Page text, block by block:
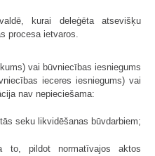
kurai deleģēta atsevišķu
procesa ietvaros.
vai būvniecības iesniegums
ieceres iesniegums) vai
nav nepieciešama:
seku likvidēšanas būvdarbiem;
to, pildot normatīvajos aktos